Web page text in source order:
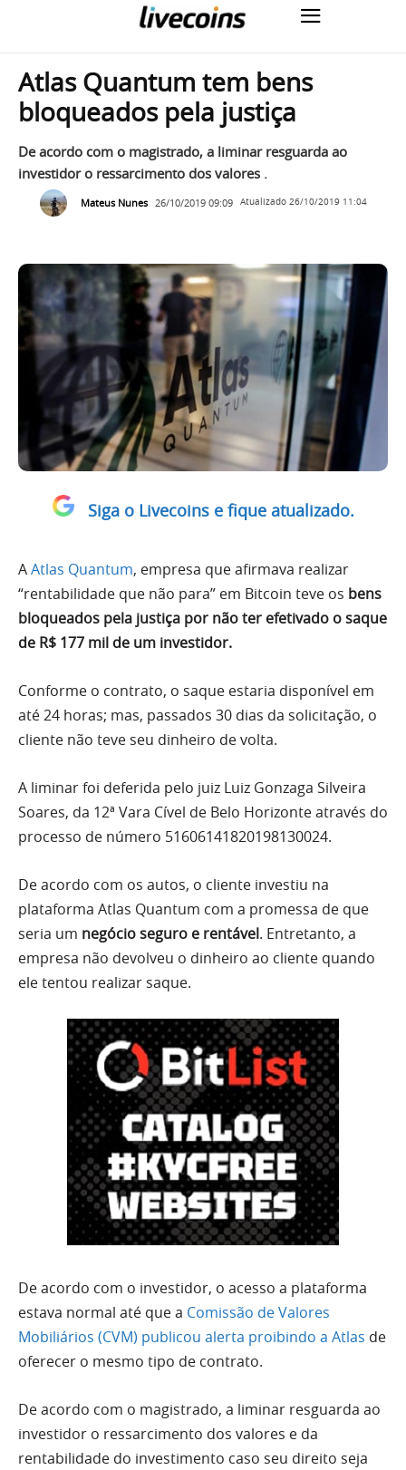
Atlas Quantum tem bens
bloqueados pela justiça
De acordo com o magistrado, a liminar resguarda ao
investidor o ressarcimento dos valores .
Mateus Nunes 26/10/2019 09:09 Atualizado 26/10/2019 11:04
Siga o Livecoins e fique atualizado.
AAtlas Quantum, empresa que afirmava realizar
“rentabilidade que não para” em Bitcoin teve os bens
bloqueados pela justiça por não ter efetivado o saque
de R$ 177 mil de um investidor.
Conforme o contrato, o saque estaria disponível em
até 24 horas; mas, passados 30 dias da solicitação, o
cliente não teve seu dinheiro de volta.
A liminar foi deferida pelo juiz Luiz Gonzaga Silveira
Soares, da 12ª Vara Cível de Belo Horizonte através do
processo de número 51606141820198130024.
De acordo com os autos, o cliente investiu na
plataforma Atlas Quantum com a promessa de que
seria um negócio seguro e rentável. Entretanto, a
empresa não devolveu o dinheiro ao cliente quando
ele tentou realizar saque.
De acordo com o investidor, o acesso a plataforma
estava normal até que a Comissão de Valores
Mobiliários (CVM) publicou alerta proibindo a Atlas de
oferecer o mesmo tipo de contrato.
De acordo com o magistrado, a liminar resguarda ao
investidor o ressarcimento dos valores e da
rentabilidade do investimento caso seu direito seja